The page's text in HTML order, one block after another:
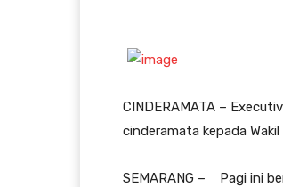
CINDERAMATA –
cinderamata kepada
SEMARANG – Pagi ini